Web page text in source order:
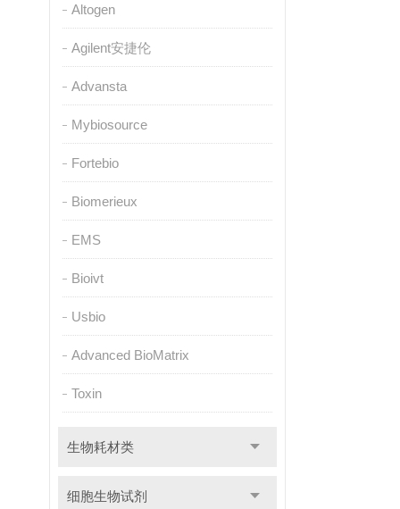
Altogen
Agilent安捷伦
Advansta
Mybiosource
Fortebio
Biomerieux
EMS
Bioivt
Usbio
Advanced BioMatrix
Toxin
生物耗材类
细胞生物试剂